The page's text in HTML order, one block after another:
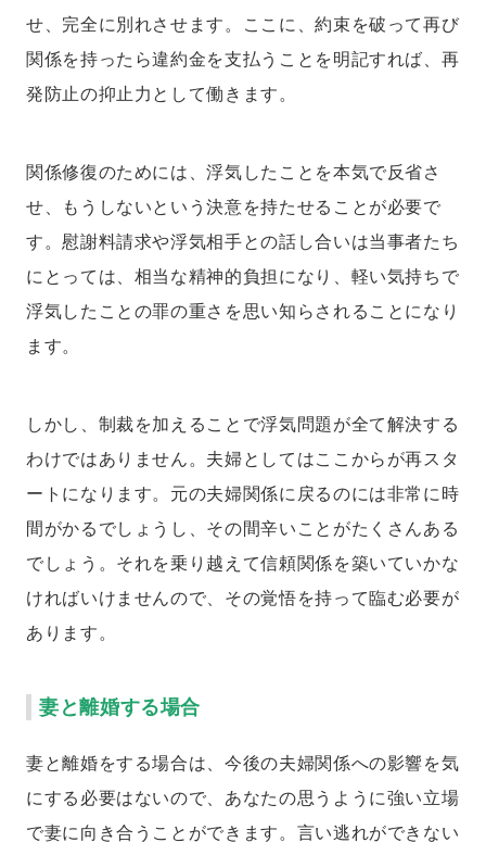
せ、完全に別れさせます。ここに、約束を破って再び
関係を持ったら違約金を支払うことを明記すれば、再
発防止の抑止力として働きます。
関係修復のためには、浮気したことを本気で反省さ
せ、もうしないという決意を持たせることが必要で
す。慰謝料請求や浮気相手との話し合いは当事者たち
にとっては、相当な精神的負担になり、軽い気持ちで
浮気したことの罪の重さを思い知らされることになり
ます。
しかし、制裁を加えることで浮気問題が全て解決する
わけではありません。夫婦としてはここからが再スタ
ートになります。元の夫婦関係に戻るのには非常に時
間がかるでしょうし、その間辛いことがたくさんある
でしょう。それを乗り越えて信頼関係を築いていかな
ければいけませんので、その覚悟を持って臨む必要が
あります。
妻と離婚する場合
妻と離婚をする場合は、今後の夫婦関係への影響を気
にする必要はないので、あなたの思うように強い立場
で妻に向き合うことができます。言い逃れができない